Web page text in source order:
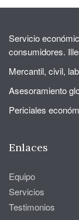
Servicio
consumidores.
Mercantil, civil,
Asesoramiento
Periciales
Enlaces
Equipo
Servicios
Testimonios